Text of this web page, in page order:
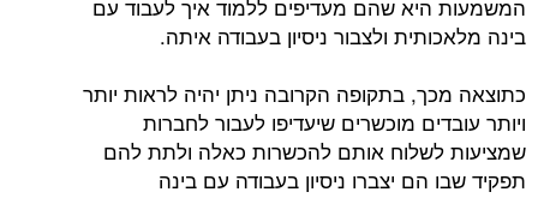
המשמעות היא שהם מעדיפים ללמוד איך לעבוד עם
בינה מלאכותית ולצבור ניסיון בעבודה איתה.
כתוצאה מכך, בתקופה הקרובה ניתן יהיה לראות יותר
ויותר עובדים מוכשרים שיעדיפו לעבור לחברות
שמציעות לשלוח אותם להכשרות כאלה ולתת להם
תפקיד שבו הם יצברו ניסיון בעבודה עם בינה